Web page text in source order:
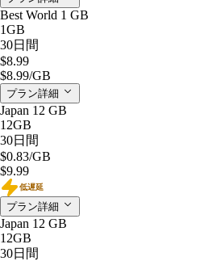
Best World 1 GB
1GB
30日間
$8.99
$8.99/GB
プラン詳細
Japan 12 GB
12GB
30日間
$0.83/GB
$9.99
低遅延
プラン詳細
Japan 12 GB
12GB
30日間